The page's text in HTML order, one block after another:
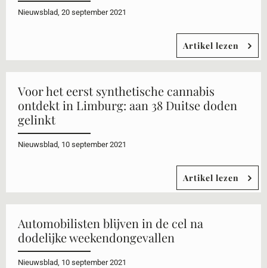
Nieuwsblad, 20 september 2021
Artikel lezen
Voor het eerst synthetische cannabis
ontdekt in Limburg: aan 38 Duitse doden
gelinkt
Nieuwsblad, 10 september 2021
Artikel lezen
Automobilisten blijven in de cel na
dodelijke weekendongevallen
Nieuwsblad, 10 september 2021